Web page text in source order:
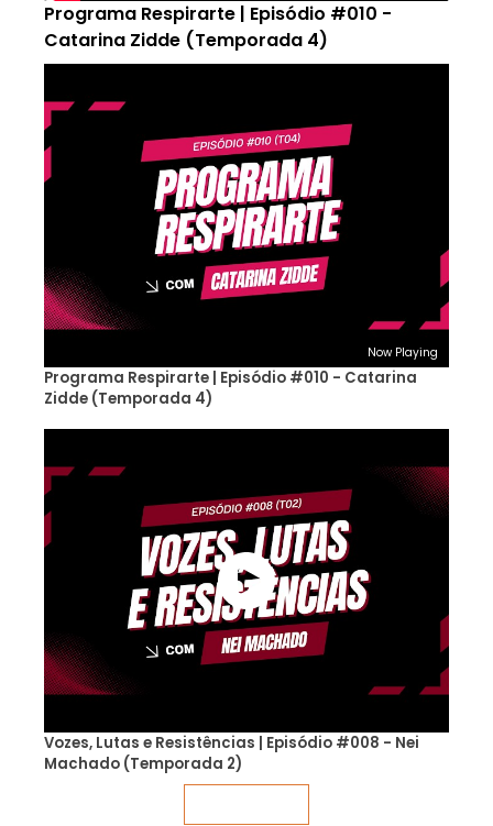
Programa Respirarte | Episódio #010 -
Catarina Zidde (Temporada 4)
Now Playing
Programa Respirarte | Episódio #010 - Catarina
Zidde (Temporada 4)
Vozes, Lutas e Resistências | Episódio #008 - Nei
Machado (Temporada 2)